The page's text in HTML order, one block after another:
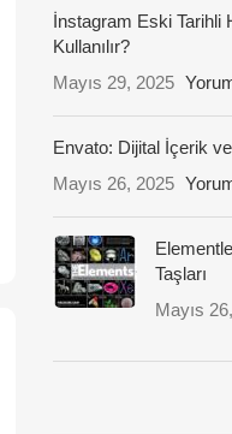
İnstagram Eski Tarihli
Kullanılır?
Mayıs 29, 2025
Envato: Dijital İçerik
Mayıs 26, 2025
Taşları
Mayıs